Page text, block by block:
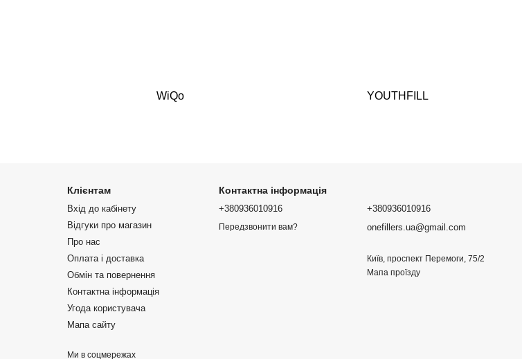
WiQo YOUTHFILL
Клієнтам
Вхід до кабінету
Відгуки про магазин
Про нас
Оплата і доставка
Обмін та повернення
Контактна інформація
Угода користувача
Мапа сайту
Ми в соцмережах
Контактна інформація
+380936010916
Передзвонити вам?
+380936010916
onefillers.ua@gmail.com
Київ, проспект Перемоги, 75/2
Мапа проїзду